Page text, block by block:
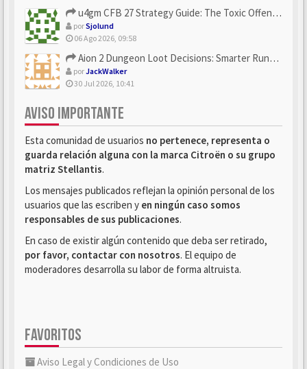
u4gm CFB 27 Strategy Guide: The Toxic Offensive Scheme Your ...
porSjolund
06 Ago 2026, 09:58
Aion 2 Dungeon Loot Decisions: Smarter Runs With U4N
porJackWalker
30 Jul 2026, 10:41
AVISO IMPORTANTE
Esta comunidad de usuarios no pertenece, representa o
guarda relación alguna con la marca Citroën o su grupo
matriz Stellantis.
Los mensajes publicados reflejan la opinión personal de los
usuarios que las escriben y en ningún caso somos
responsables de sus publicaciones.
En caso de existir algún contenido que deba ser retirado,
por favor, contactar con nosotros. El equipo de
moderadores desarrolla su labor de forma altruista.
FAVORITOS
Aviso Legal y Condiciones de Uso